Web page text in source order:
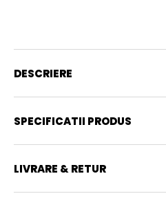
DESCRIERE
SPECIFICATII PRODUS
LIVRARE & RETUR